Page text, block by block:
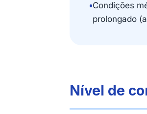
•Condições
prolongado
Nível de